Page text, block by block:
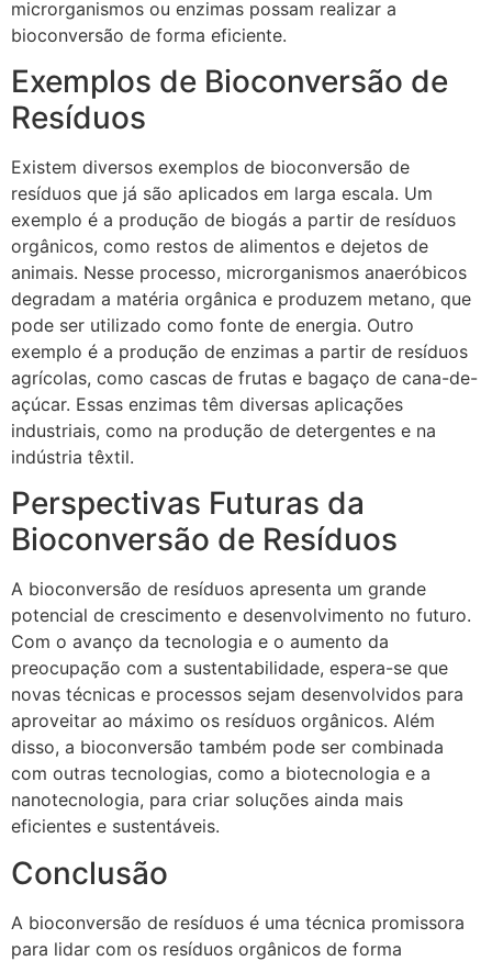
microrganismos ou enzimas possam realizar a
bioconversão de forma eficiente.
Exemplos de Bioconversão de
Resíduos
Existem diversos exemplos de bioconversão de
resíduos que já são aplicados em larga escala. Um
exemplo é a produção de biogás a partir de resíduos
orgânicos, como restos de alimentos e dejetos de
animais. Nesse processo, microrganismos anaeróbicos
degradam a matéria orgânica e produzem metano, que
pode ser utilizado como fonte de energia. Outro
exemplo é a produção de enzimas a partir de resíduos
agrícolas, como cascas de frutas e bagaço de cana-de-
açúcar. Essas enzimas têm diversas aplicações
industriais, como na produção de detergentes e na
indústria têxtil.
Perspectivas Futuras da
Bioconversão de Resíduos
A bioconversão de resíduos apresenta um grande
potencial de crescimento e desenvolvimento no futuro.
Com o avanço da tecnologia e o aumento da
preocupação com a sustentabilidade, espera-se que
novas técnicas e processos sejam desenvolvidos para
aproveitar ao máximo os resíduos orgânicos. Além
disso, a bioconversão também pode ser combinada
com outras tecnologias, como a biotecnologia e a
nanotecnologia, para criar soluções ainda mais
eficientes e sustentáveis.
Conclusão
A bioconversão de resíduos é uma técnica promissora
para lidar com os resíduos orgânicos de forma